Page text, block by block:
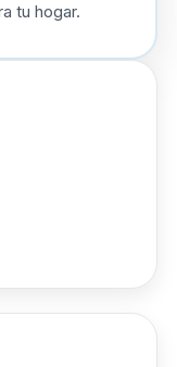
tu hogar.